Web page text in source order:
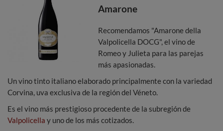
Amarone
Recomendamos "Amarone della
Valpolicella DOCG", el vino de
Romeo y Julieta para las parejas
más apasionadas.
Un vino tinto italiano elaborado principalmente con la variedad
Corvina, uva exclusiva de la región del Véneto.
Es el vino más prestigioso procedente de la subregión de
Valpolicella y uno de los más cotizados.